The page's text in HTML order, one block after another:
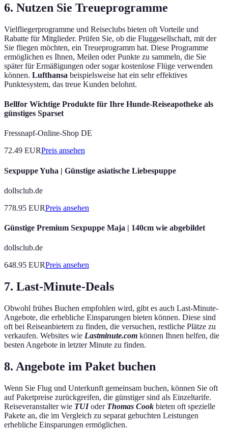
6. Nutzen Sie Treueprogramme
Vielfliegerprogramme und Reiseclubs bieten oft Vorteile und
Rabatte für Mitglieder. Prüfen Sie, ob die Fluggesellschaft, mit der
Sie fliegen möchten, ein Treueprogramm hat. Diese Programme
ermöglichen es Ihnen, Meilen oder Punkte zu sammeln, die Sie
später für Ermäßigungen oder sogar kostenlose Flüge verwenden
können. Lufthansa beispielsweise hat ein sehr effektives
Punktesystem, das treue Kunden belohnt.
Bellfor Wichtige Produkte für Ihre Hunde-Reiseapotheke als
günstiges Sparset
Fressnapf-Online-Shop DE
72.49 EURPreis ansehen
Sexpuppe Yuha | Günstige asiatische Liebespuppe
dollsclub.de
778.95 EURPreis ansehen
Günstige Premium Sexpuppe Maja | 140cm wie abgebildet
dollsclub.de
648.95 EURPreis ansehen
7. Last-Minute-Deals
Obwohl frühes Buchen empfohlen wird, gibt es auch Last-Minute-
Angebote, die erhebliche Einsparungen bieten können. Diese sind
oft bei Reiseanbietern zu finden, die versuchen, restliche Plätze zu
verkaufen. Websites wie Lastminute.com können Ihnen helfen, die
besten Angebote in letzter Minute zu finden.
8. Angebote im Paket buchen
Wenn Sie Flug und Unterkunft gemeinsam buchen, können Sie oft
auf Paketpreise zurückgreifen, die günstiger sind als Einzeltarife.
Reiseveranstalter wie TUIoder Thomas Cook bieten oft spezielle
Pakete an, die im Vergleich zu separat gebuchten Leistungen
erhebliche Einsparungen ermöglichen.